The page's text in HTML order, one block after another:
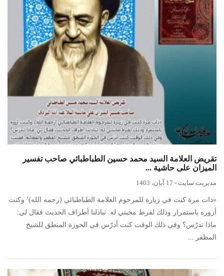
تقريض العلامة السيد محمد حسين الطباطبائي صاحب تفسير
الميزان على حاشية ...
مدیریت سایت - 17 آبان، 1403
«ذات مرة كنت في زيارة للمرحوم العلامة الطباطبائي (رحمه الله)٬ وكنت
أزوره باستمرار وذلك لفرط محبتي له. تبادلنا أطراف الحديث فقال لي:
ماذا تدرّس؟ وفي ذلك الوقت كنت أدرّس في الحوزة المنطق للشيخ
المظفر ...